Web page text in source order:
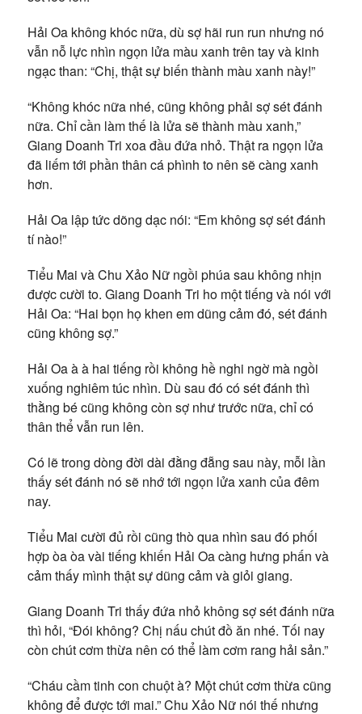
Hải Oa không khóc nữa, dù sợ hãi run run nhưng nó
vẫn nỗ lực nhìn ngọn lửa màu xanh trên tay và kinh
ngạc than: “Chị, thật sự biến thành màu xanh này!”
“Không khóc nữa nhé, cũng không phải sợ sét đánh
nữa. Chỉ cần làm thế là lửa sẽ thành màu xanh,”
Giang Doanh Tri xoa đầu đứa nhỏ. Thật ra ngọn lửa
đã liếm tới phần thân cá phình to nên sẽ càng xanh
hơn.
Hải Oa lập tức dõng dạc nói: “Em không sợ sét đánh
tí nào!”
Tiểu Mai và Chu Xảo Nữ ngồi phúa sau không nhịn
được cười to. Giang Doanh Tri ho một tiếng và nói với
Hải Oa: “Hai bọn họ khen em dũng cảm đó, sét đánh
cũng không sợ.”
Hải Oa à à hai tiếng rồi không hề nghi ngờ mà ngồi
xuống nghiêm túc nhìn. Dù sau đó có sét đánh thì
thằng bé cũng không còn sợ như trước nữa, chỉ có
thân thể vẫn run lên.
Có lẽ trong dòng đời dài đằng đẵng sau này, mỗi lần
thấy sét đánh nó sẽ nhớ tới ngọn lửa xanh của đêm
nay.
Tiểu Mai cười đủ rồi cũng thò qua nhìn sau đó phối
hợp òa òa vài tiếng khiến Hải Oa càng hưng phấn và
cảm thấy mình thật sự dũng cảm và giỏi giang.
Giang Doanh Tri thấy đứa nhỏ không sợ sét đánh nữa
thì hỏi, “Đói không? Chị nấu chút đồ ăn nhé. Tối nay
còn chút cơm thừa nên có thể làm cơm rang hải sản.”
“Cháu cầm tinh con chuột à? Một chút cơm thừa cũng
không để được tới mai.” Chu Xảo Nữ nói thế nhưng